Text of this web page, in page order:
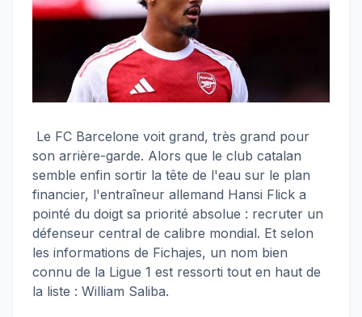
Le FC Barcelone voit grand, très grand pour
son arrière-garde. Alors que le club catalan
semble enfin sortir la tête de l'eau sur le plan
financier, l'entraîneur allemand Hansi Flick a
pointé du doigt sa priorité absolue : recruter un
défenseur central de calibre mondial. Et selon
les informations de Fichajes, un nom bien
connu de la Ligue 1 est ressorti tout en haut de
la liste : William Saliba.